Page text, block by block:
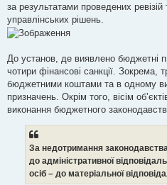
за результатами проведених
управлінських рішень.
До установ, де виявлено бюджетні
чотири фінансові санкції. Зокрема,
бюджетними коштами та в одному
призначень. Окрім того, вісім
виконання бюджетного
За недотримання
до адміністративної
осіб – до матеріальної